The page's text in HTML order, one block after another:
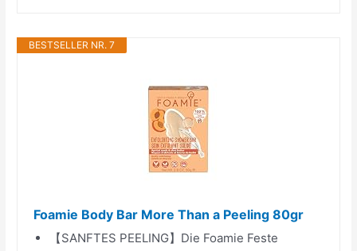
BESTSELLER NR. 7
Foamie Body Bar More Than a Peeling 80gr
【SANFTES PEELING】Die Foamie Feste